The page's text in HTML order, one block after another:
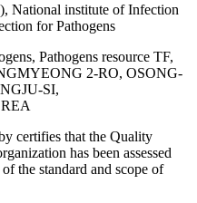
National institute of Infection
for Pathogens
Pathogens resource TF,
2-RO, OSONG-
SI,
certifies that the Quality
has been assessed
the standard and scope of